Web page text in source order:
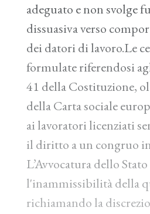
adeguato e non svolge
dissuasiva verso
dei datori di lavoro.Le
formulate riferendosi
41 della Costituzione,
della Carta sociale
ai lavoratori licenziati
il diritto a un congruo
L’Avvocatura dello
l'inammissibilità della
richiamando la